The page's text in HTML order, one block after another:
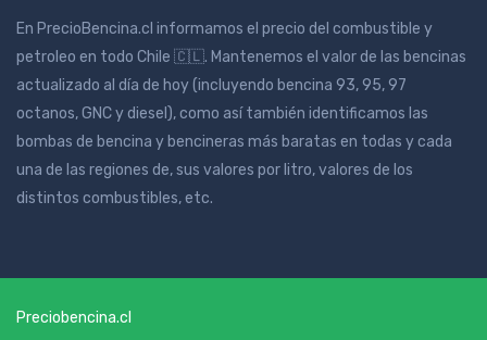
En PrecioBencina.cl informamos el precio del combustible y
petroleo en todo Chile 🇨🇱. Mantenemos el valor de las bencinas
actualizado al día de hoy (incluyendo bencina 93, 95, 97
octanos, GNC y diesel), como así también identificamos las
bombas de bencina y bencineras más baratas en todas y cada
una de las regiones de, sus valores por litro, valores de los
distintos combustibles, etc.
Preciobencina.cl